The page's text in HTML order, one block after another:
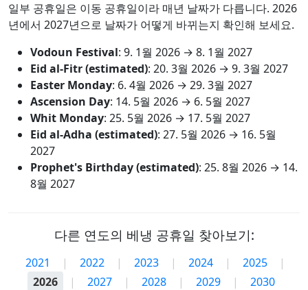
일부 공휴일은 이동 공휴일이라 매년 날짜가 다릅니다. 2026
년에서 2027년으로 날짜가 어떻게 바뀌는지 확인해 보세요.
Vodoun Festival: 9. 1월 2026 → 8. 1월 2027
Eid al-Fitr (estimated): 20. 3월 2026 → 9. 3월 2027
Easter Monday: 6. 4월 2026 → 29. 3월 2027
Ascension Day: 14. 5월 2026 → 6. 5월 2027
Whit Monday: 25. 5월 2026 → 17. 5월 2027
Eid al-Adha (estimated): 27. 5월 2026 → 16. 5월
2027
Prophet's Birthday (estimated): 25. 8월 2026 → 14.
8월 2027
다른 연도의 베냉 공휴일 찾아보기:
2021 | 2022 | 2023 | 2024 | 2025
|
2026
| 2027 | 2028 | 2029 | 2030